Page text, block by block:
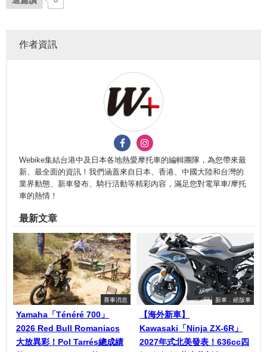
作者資訊
Webike集結台港中及日本各地熱愛摩托車的編輯團隊，為您帶來最
新、最全面的資訊！我們涵蓋來自日本、香港、中國大陸和台灣的
業界動態、新車發布、騎行活動等精彩內容，滿足您對電單車/摩托
車的熱情！
最新文章
賽事消息
Yamaha「Ténéré 700」
2026 Red Bull Romaniacs
大放異彩！Pol Tarrés總成績
新車．絕版車
【海外新車】
Kawasaki「Ninja ZX-6R」
2027年式北美發表！636cc四